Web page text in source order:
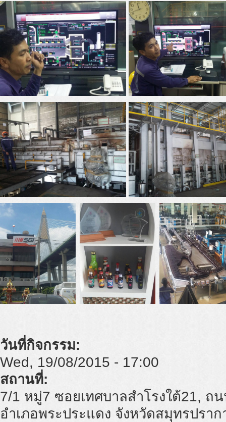
วันที่กิจกรรม:
Wed, 19/08/2015 - 17:00
สถานที่:
7/1 หมู่7 ซอยเทศบาลสำโรงใต้21, ถ
อำเภอพระประแดง จังหวัดสมุทรปราก